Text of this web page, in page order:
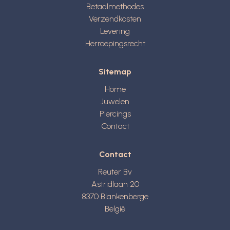
Betaalmethodes
Verzendkosten
Levering
Herroepingsrecht
Sitemap
Home
Juwelen
Piercings
Contact
Contact
Reuter Bv
Astridlaan 20
8370 Blankenberge
België